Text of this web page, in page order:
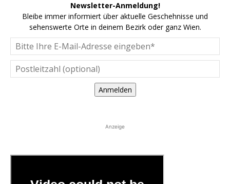
Newsletter-Anmeldung!
Bleibe immer informiert über aktuelle Geschehnisse und
sehenswerte Orte in deinem Bezirk oder ganz Wien.
Anmelden
Anzeige